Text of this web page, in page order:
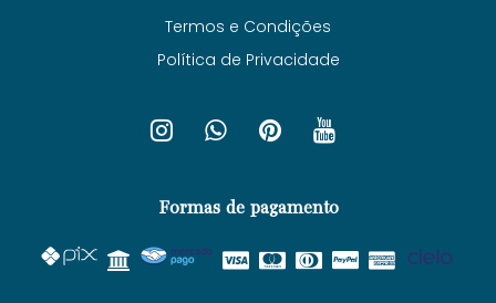
Termos e Condições
Política de Privacidade
Formas de pagamento